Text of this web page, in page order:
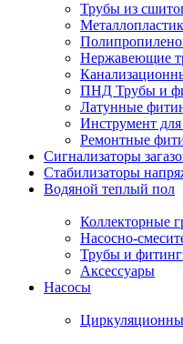
Трубы из
Нержавеющие
ПНД Трубы и
Латунные
Инструмент
Ремонтные
Сигнализаторы
Стабилизаторы
Водяной теплый пол
Коллекторные
Насосно-
Трубы и
Аксессуары
Насосы